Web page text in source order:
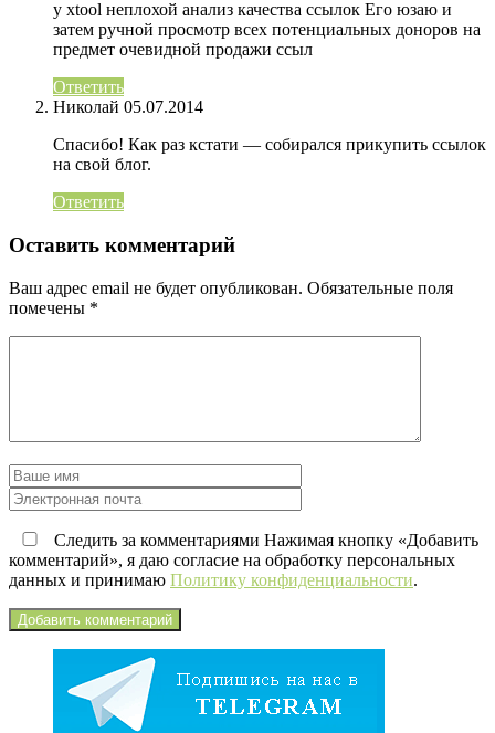
у xtool неплохой анализ качества ссылок Его юзаю и
затем ручной просмотр всех потенциальных доноров на
предмет очевидной продажи ссыл
Ответить
Николай 05.07.2014
Спасибо! Как раз кстати — собирался прикупить ссылок
на свой блог.
Ответить
Оставить комментарий
Ваш адрес email не будет опубликован. Обязательные поля
помечены *
Следить за комментариями Нажимая кнопку «Добавить
комментарий», я даю согласие на обработку персональных
данных и принимаю Политику конфиденциальности.